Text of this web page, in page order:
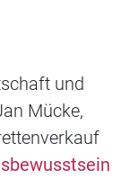
und
Mücke,